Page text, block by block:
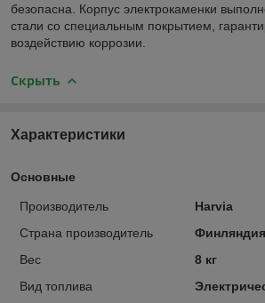
безопасна. Корпус электрокаменки
стали со специальным покрытием,
воздействию коррозии.
Скрыть
Характеристики
Основные
Производитель
Harvia
Страна производитель
Финляндия
Вес
8 кг
Вид топлива